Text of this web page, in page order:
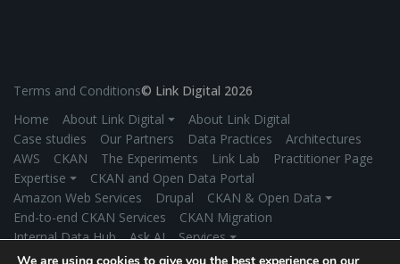
Terms and Conditions© Link Digital 2026
Home
About Link Digital ⏷
About Link Digital
Case studies
Our Partners Data Practices
Architectures
AWS
CKAN The Experiments Link Lab
Practitioner Page
Expertise ⏷
CKAN and Open Data Portal
Amazon Web Services
Drupal
CKAN & Open Data ⏷
End-to-end CKAN Services
CKAN Migration
Internal Data Hub
Ask AI
Services ⏷
Application Development
Managed Hosting